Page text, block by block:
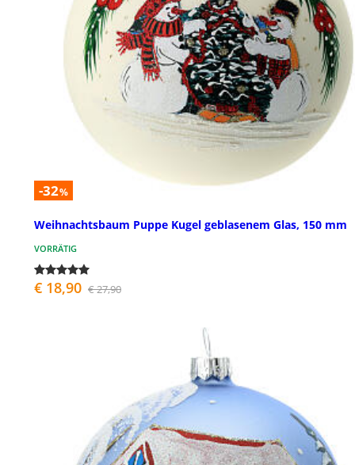
-32%
Weihnachtsbaum Puppe Kugel geblasenem Glas, 150 mm
VORRÄTIG
€ 18,90 € 27,90